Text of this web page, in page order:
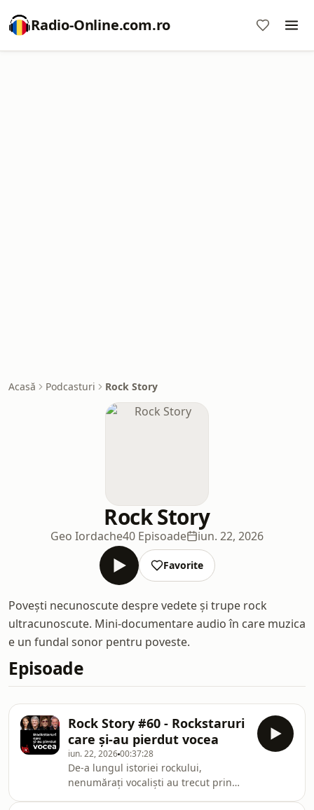
Radio-Online.com.ro
Acasă Podcasturi Rock Story
Rock Story
Geo Iordache40 Episoade iun. 22, 2026
Favorite
Povești necunoscute despre vedete și trupe rock
ultracunoscute. Mini-documentare audio în care muzica
e un fundal sonor pentru poveste.
Episoade
Rock Story #60 - Rockstaruri
care și-au pierdut vocea
iun. 22, 202600:37:28
De-a lungul istoriei rockului,
nenumărați vocaliști au trecut prin